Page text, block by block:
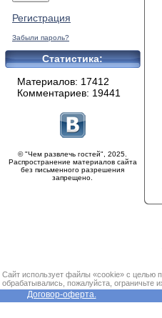
Регистрация
Забыли пароль?
Статистика:
Материалов: 17412
Комментариев: 19441
© "Чем развлечь гостей", 2025.
Распространение материалов сайта
без письменного разрешения
запрещено.
Сайт использует файлы «cookie» с целью
обрабатывались, пожалуйста, ограничьте
Договор-оферта.